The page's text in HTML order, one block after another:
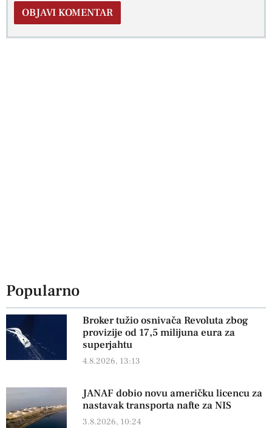
Popularno
Broker tužio osnivača Revoluta zbog
provizije od 17,5 milijuna eura za
superjahtu
4.8.2026, 13:13
JANAF dobio novu američku licencu za
nastavak transporta nafte za NIS
3.8.2026, 10:24